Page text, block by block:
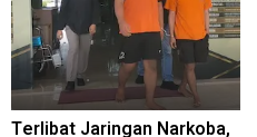
Terlibat Jaringan Narkoba,